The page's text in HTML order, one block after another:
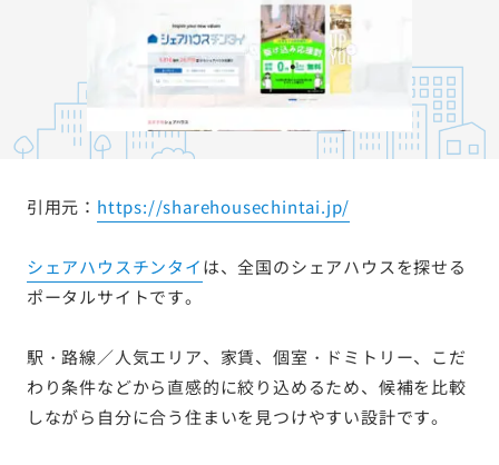
引用元： https://sharehousechintai.jp/
シェアハウスチンタイは、全国のシェアハウスを探せる
ポータルサイトです。
駅・路線／人気エリア、家賃、個室・ドミトリー、こだ
わり条件などから直感的に絞り込めるため、候補を比較
しながら自分に合う住まいを見つけやすい設計です。